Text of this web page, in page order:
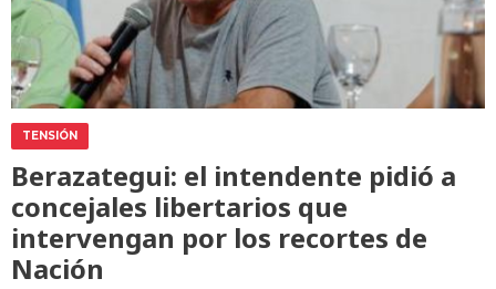
TENSIÓN
Berazategui: el intendente pidió a
concejales libertarios que
intervengan por los recortes de
Nación